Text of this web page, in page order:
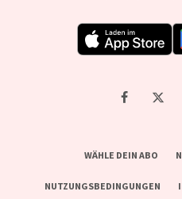
WÄHLE DEIN ABO
NUTZUNGSBEDINGUNGEN